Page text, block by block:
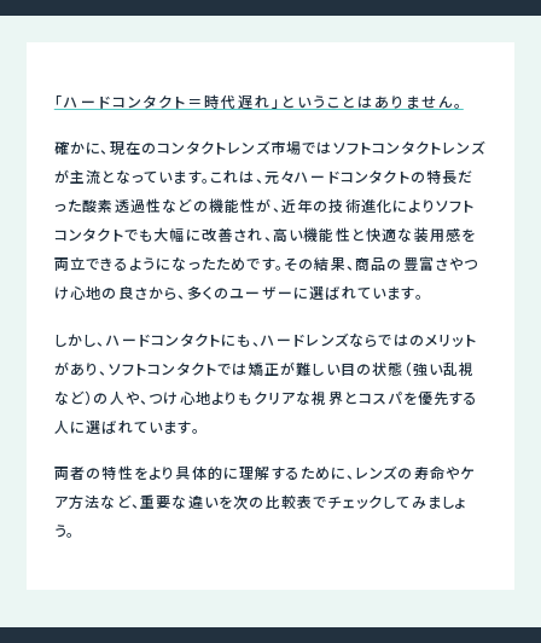
「ハードコンタクト＝時代遅れ」ということはありません。
確かに、現在のコンタクトレンズ市場ではソフトコンタクトレンズ
が主流となっています。これは、元々ハードコンタクトの特長だ
った酸素透過性などの機能性が、近年の技術進化によりソフト
コンタクトでも大幅に改善され、高い機能性と快適な装用感を
両立できるようになったためです。その結果、商品の豊富さやつ
け心地の良さから、多くのユーザーに選ばれています。
しかし、ハードコンタクトにも、ハードレンズならではのメリット
があり、ソフトコンタクトでは矯正が難しい目の状態（強い乱視
など）の人や、つけ心地よりもクリアな視界とコスパを優先する
人に選ばれています。
両者の特性をより具体的に理解するために、レンズの寿命やケ
ア方法など、重要な違いを次の比較表でチェックしてみましょ
う。